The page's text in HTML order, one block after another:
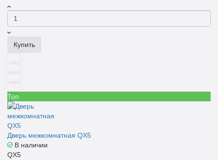
Купить
Топ
Дверь межкомнатная QX5
В наличии
QX5